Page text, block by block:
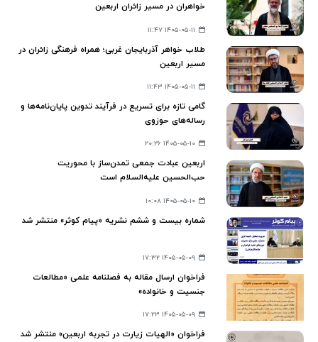
خواهران در مسیر زائران اربعین
۱۴۰۵-۰۵-۱۱ ۱۱:۴۷
طلاب خواهر آذربایجان غربی؛ همراه فرهنگی زائران در
مسیر اربعین
۱۴۰۵-۰۵-۱۱ ۱۱:۴۳
گامی تازه برای تسریع در فرآیند تدوین پایان‌نامه‌ها و
رساله‌های حوزوی
۱۴۰۵-۰۵-۱۰ ۲۰:۲۶
اربعین عبادت جمعی تمدن‌ساز با محوریت
حب‌الحسین علیه‌السلام است
۱۴۰۵-۰۵-۱۰ ۱۰:۰۸
شماره بیست‌ و ششم نشریه «پیام کوثر» منتشر شد
۱۴۰۵-۰۵-۰۹ ۱۷:۳۲
فراخوان ارسال مقاله به فصلنامه علمی «مطالعات
جنسیت و خانواده»
۱۴۰۵-۰۵-۰۹ ۱۷:۲۳
فراخوان «الهیات زیارت در تجربه اربعین» منتشر شد